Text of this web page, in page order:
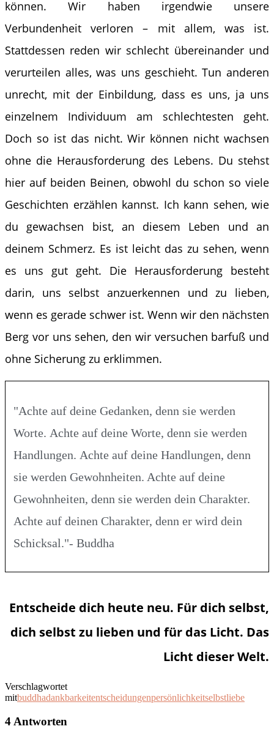
können. Wir haben irgendwie unsere
Verbundenheit verloren – mit allem, was ist.
Stattdessen reden wir schlecht übereinander und
verurteilen alles, was uns geschieht. Tun anderen
unrecht, mit der Einbildung, dass es uns, ja uns
einzelnem Individuum am schlechtesten geht.
Doch so ist das nicht. Wir können nicht wachsen
ohne die Herausforderung des Lebens. Du stehst
hier auf beiden Beinen, obwohl du schon so viele
Geschichten erzählen kannst. Ich kann sehen, wie
du gewachsen bist, an diesem Leben und an
deinem Schmerz. Es ist leicht das zu sehen, wenn
es uns gut geht. Die Herausforderung besteht
darin, uns selbst anzuerkennen und zu lieben,
wenn es gerade schwer ist. Wenn wir den nächsten
Berg vor uns sehen, den wir versuchen barfuß und
ohne Sicherung zu erklimmen.
"Achte auf deine Gedanken, denn sie werden
Worte. Achte auf deine Worte, denn sie werden
Handlungen. Achte auf deine Handlungen, denn
sie werden Gewohnheiten. Achte auf deine
Gewohnheiten, denn sie werden dein Charakter.
Achte auf deinen Charakter, denn er wird dein
Schicksal."- Buddha
Entscheide dich heute neu. Für dich selbst,
dich selbst zu lieben und für das Licht. Das
Licht dieser Welt.
Verschlagwortet
mitbuddhadankbarkeitentscheidungenpersönlichkeitselbstliebe
4 Antworten